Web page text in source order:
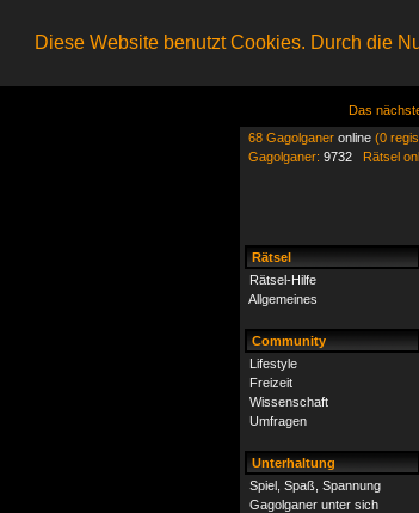
Diese Website benutzt Cookies. Durch die
Das
68 Gagolganer online (0
Gagolganer: 9732 Rätsel
Rätsel
Rätsel-Hilfe
Allgemeines
Community
Lifestyle
Freizeit
Wissenschaft
Umfragen
Unterhaltung
Spiel, Spaß, Spannung
Gagolganer unter sich